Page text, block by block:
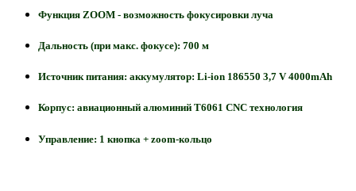
Функция ZOOM - возможность фокусировки луча
Дальность (при макс. фокусе): 700 м
Источник питания: аккумулятор: Li-ion 186550 3,7 V 4000mAh
Корпус: авиационный алюминий Т6061 CNC технология
Управление: 1 кнопка + zoom-кольцо